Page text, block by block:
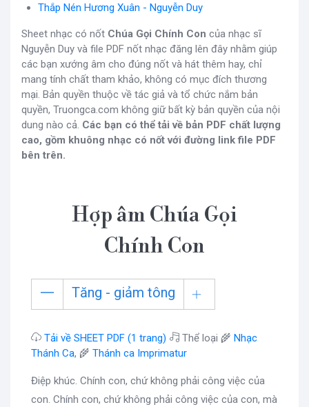
Thắp Nén Hương Xuân - Nguyễn Duy
Sheet nhạc có nốt Chúa Gọi Chính Con của nhạc sĩ
Nguyễn Duy và file PDF nốt nhạc đăng lên đây nhằm giúp
các bạn xướng âm cho đúng nốt và hát thêm hay, chỉ
mang tính chất tham khảo, không có mục đích thương
mại. Bản quyền thuộc về tác giả và tổ chức nắm bản
quyền, Truongca.com không giữ bất kỳ bản quyền của nội
dung nào cả. Các bạn có thể tải về bản PDF chất lượng
cao, gồm khuông nhạc có nốt với đường link file PDF
bên trên.
Hợp âm Chúa Gọi
Chính Con
Tăng - giảm tông
Tải về SHEET PDF (1 trang) Thể loại 🌾 Nhạc
Thánh Ca, 🌾 Thánh ca Imprimatur
Điệp khúc. Chính con, chứ không phải công việc của
con. Chính con, chứ không phải công việc của con, mà